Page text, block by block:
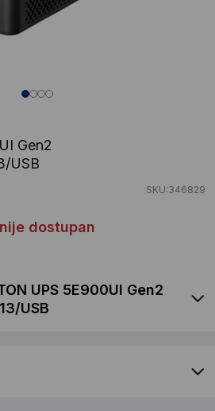
Gen2
USB
SKU:346829
dostupan
UPS 5E900UI Gen2
USB